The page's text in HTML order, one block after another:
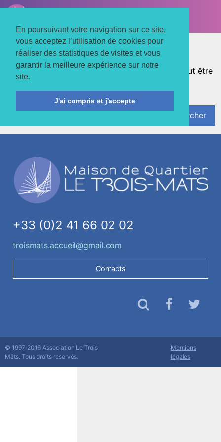
En poursuivant votre navigation sur ce site,
vous acceptez l’utilisation de cookies pour
réaliser des statistiques de visites et vous
garantir la meilleure expérience sur notre
site.
J'ai compris et j'accepte
LE TROIS MATS
Rien trouvé
Nous pouvons trouver ce que vous cherchez. Peut être
+33 (0)2 41 66 02 02
troismats.accueil@gmail.com
Contacts
© 1997‐2016 Association Le Trois
Mâts. Tous droits reservés.
Mentions
légales